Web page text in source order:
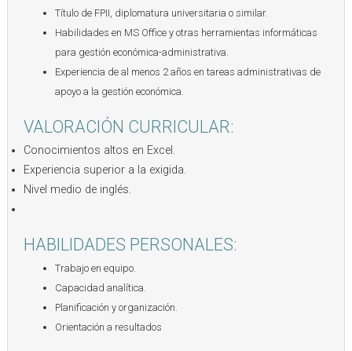
Título de FPII, diplomatura universitaria o similar.
Habilidades en MS Office y otras herramientas informáticas
para gestión económica-administrativa.
Experiencia de al menos 2 años en tareas administrativas de
apoyo a la gestión económica.
VALORACIÓN CURRICULAR:
Conocimientos altos en Excel.
Experiencia superior a la exigida.
Nivel medio de inglés.
HABILIDADES PERSONALES:
Trabajo en equipo.
Capacidad analítica.
Planificación y organización.
Orientación a resultados